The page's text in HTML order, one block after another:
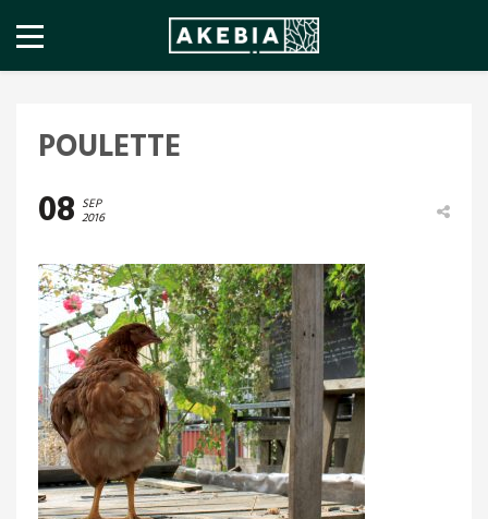
POULETTE
08 SEP
2016